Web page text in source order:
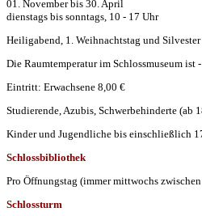
01. November bis 30. April
dienstags bis sonntags, 10 - 17 Uhr
Heiligabend, 1. Weihnachtstag und Silvester
Die Raumtemperatur im Schlossmuseum ist
Eintritt: Erwachsene 8,00 €
Studierende, Azubis, Schwerbehinderte (ab
Kinder und Jugendliche bis einschließlich
Schlossbibliothek
Pro Öffnungstag (immer mittwochs
Schlossturm